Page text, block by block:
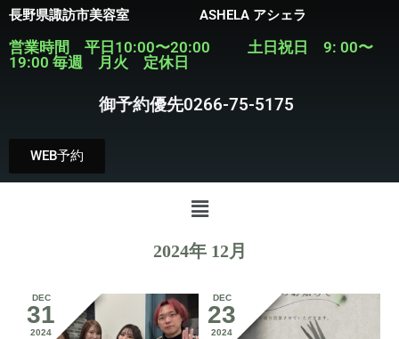
長野県諏訪市美容室 ASHELA アシェラ
営業時間 平日10:00〜20:00 土日祝日 9: 00〜
19:00 毎週 月火 定休日
御予約優先0266-75-5175
WEB予約
2024年 12月
DEC
31
2024
DEC
23
2024